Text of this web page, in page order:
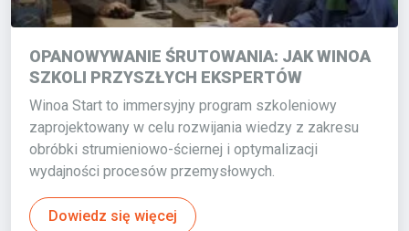
OPANOWYWANIE ŚRUTOWANIA: JAK WINOA
SZKOLI PRZYSZŁYCH EKSPERTÓW
Winoa Start to immersyjny program szkoleniowy
zaprojektowany w celu rozwijania wiedzy z zakresu
obróbki strumieniowo-ściernej i optymalizacji
wydajności procesów przemysłowych.
Dowiedz się więcej